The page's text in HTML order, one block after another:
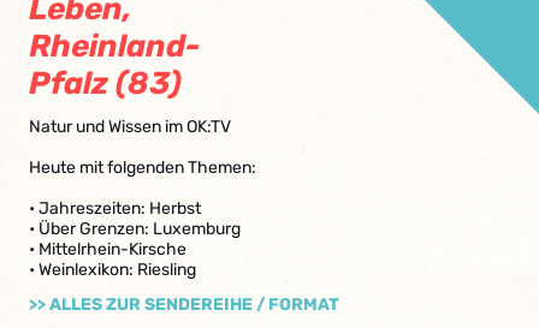
Leben,
Rheinland-
Pfalz (83)
Natur und Wissen im OK:TV
Heute mit folgenden Themen:
• Jahreszeiten: Herbst
• Über Grenzen: Luxemburg
• Mittelrhein-Kirsche
• Weinlexikon: Riesling
>> ALLES ZUR SENDEREIHE / FORMAT